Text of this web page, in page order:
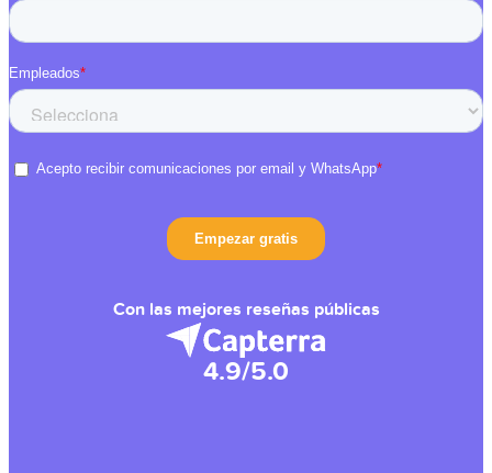
Con las mejores reseñas públicas
4.9/5.0